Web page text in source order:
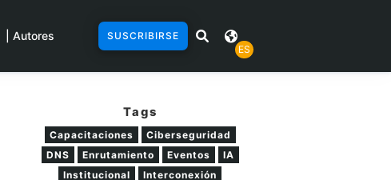
| Autores
SUSCRIBIRSE
ES
Tags
Capacitaciones
Ciberseguridad
DNS
Enrutamiento Eventos
IA
Institucional
Interconexión